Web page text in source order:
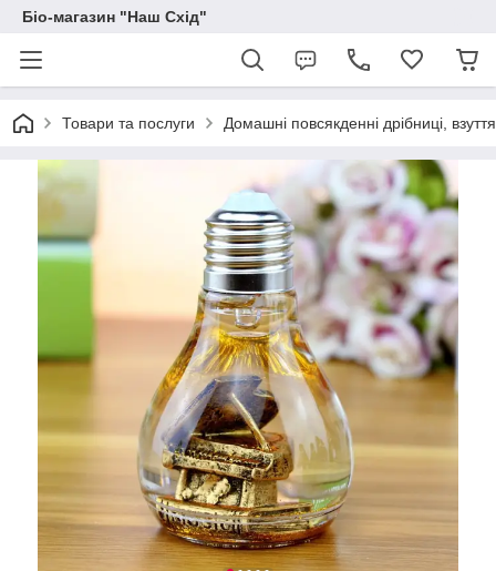
Біо-магазин "Наш Схід"
Товари та послуги Домашні повсякденні дрібниці, взуття